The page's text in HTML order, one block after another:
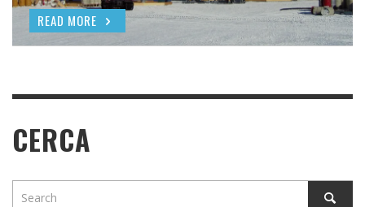
READ MORE
READ MORE
CERCA